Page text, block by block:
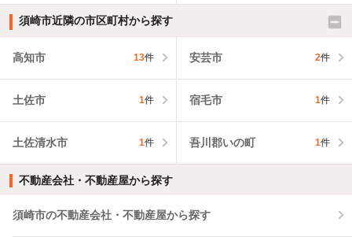
須崎市近隣の市区町村から探す
高知市 13件 安芸市 2件
土佐市 1件 宿毛市 1件
土佐清水市 1件 吾川郡いの町 1件
不動産会社・不動産屋から探す
須崎市の不動産会社・不動産屋から探す